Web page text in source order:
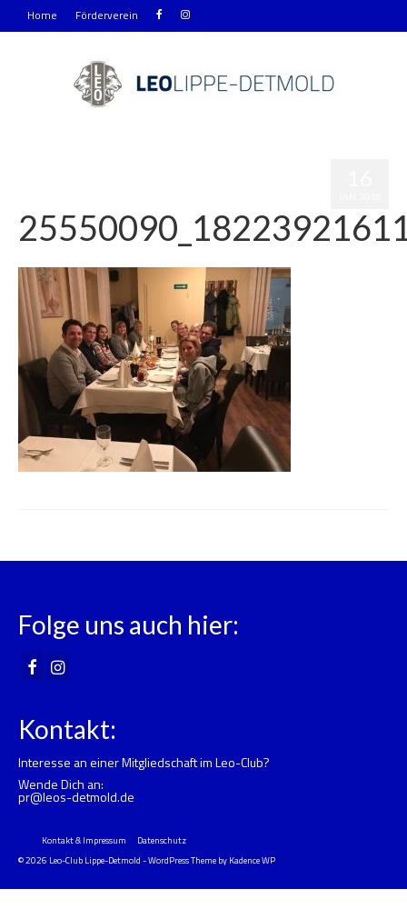
Home Förderverein
Folge uns auch hier:
Kontakt:
Interesse an einer Mitgliedschaft im Leo-Club?
Wende Dich an:
pr@leos-detmold.de
Kontakt & Impressum
Datenschutz
© 2026 Leo-Club Lippe-Detmold - WordPress Theme by Kadence WP